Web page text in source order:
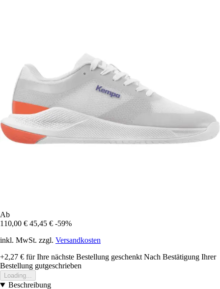
Ab
110,00 € 45,45 € -59%
inkl. MwSt. zzgl. Versandkosten
+2,27 € für Ihre nächste Bestellung geschenkt Nach Bestätigung Ihrer
Bestellung gutgeschrieben
Loading...
Beschreibung